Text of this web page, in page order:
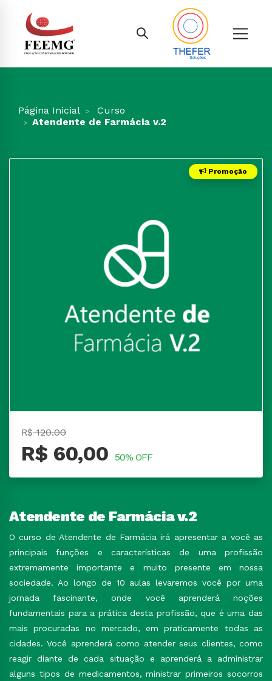
Página Inicial
Curso
Atendente de Farmácia v.2
Promoção
R$120.00
R$ 60,00 50% OFF
Atendente de Farmácia v.2
O curso de Atendente de Farmácia irá apresentar a você as
principais funções e características de uma profissão
extremamente importante e muito presente em nossa
sociedade. Ao longo de 10 aulas levaremos você por uma
jornada fascinante, onde você aprenderá noções
fundamentais para a prática desta profissão, que é uma das
mais procuradas no mercado, em praticamente todas as
cidades. Você aprenderá como atender seus clientes, como
reagir diante de cada situação e aprenderá a administrar
alguns tipos de medicamentos, ministrar primeiros socorros